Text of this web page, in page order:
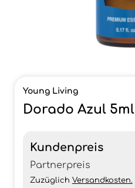
Young Living
Dorado Azul 5ml
Kundenpreis
Partnerpreis
Zuzüglich Versandkosten.